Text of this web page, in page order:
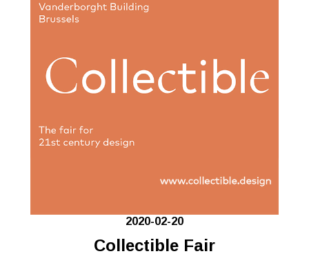
2020-02-20
Collectible Fair